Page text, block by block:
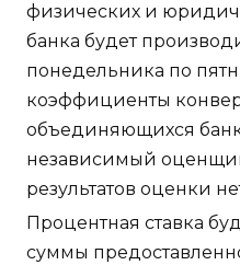
физических и
банка будет
понедельника по
коэффициенты
объединяющихся
независимый
результатов оценки
Процентная ставка
суммы